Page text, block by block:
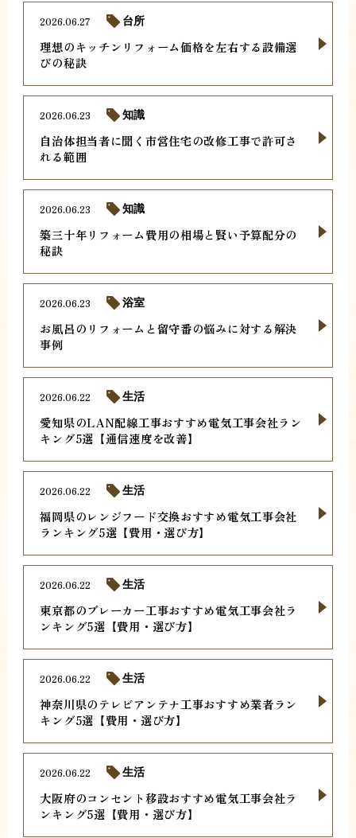
理想のキッチンリフォーム価格を左右する設備選
びの秘訣
2026.06.27 台所
自治体担当者に聞く市営住宅の改修工事で許可さ
れる範囲
2026.06.23 知識
築三十年リフォーム費用の相場と賢い予算配分の
秘訣
2026.06.23 知識
お風呂のリフォームと留守番の悩みに対する解決
事例
2026.06.23 浴室
愛知県のLAN配線工事おすすめ電気工事会社ラン
キング5選【通信速度を改善】
2026.06.22 生活
福岡県のレンジフード交換おすすめ電気工事会社
ランキング5選【費用・選び方】
2026.06.22 生活
東京都のブレーカー工事おすすめ電気工事会社ラ
ンキング5選【費用・選び方】
2026.06.22 生活
神奈川県のテレビアンテナ工事おすすめ業者ラン
キング5選【費用・選び方】
2026.06.22 生活
大阪府のコンセント移設おすすめ電気工事会社ラ
ンキング5選【費用・選び方】
2026.06.22 生活